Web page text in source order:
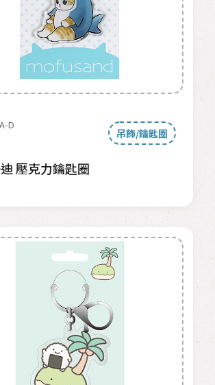
D
吊飾/鑰匙圈
壓克力鑰匙圈